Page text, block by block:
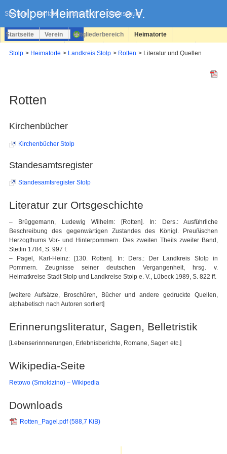
Sitemap Kontakt Impressum Datenschutz
überspringen
Startseite Verein Mitgliederbereich Heimatorte
Stolp Heimatorte Landkreis Stolp Rotten Literatur und Quellen
Rotten
Kirchenbücher
Kirchenbücher Stolp
Standesamtsregister
Standesamtsregister Stolp
Literatur zur Ortsgeschichte
– Brüggemann, Ludewig Wilhelm: [Rotten]. In: Ders.: Ausführliche
Beschreibung des gegenwärtigen Zustandes des Königl. Preußischen
Herzogthums Vor- und Hinterpommern. Des zweiten Theils zweiter Band,
Stettin 1784, S. 997 f.
– Pagel, Karl-Heinz: [130. Rotten]. In: Ders.: Der Landkreis Stolp in
Pommern. Zeugnisse seiner deutschen Vergangenheit, hrsg. v.
Heimatkreise Stadt Stolp und Landkreise Stolp e. V., Lübeck 1989, S. 822 ff.
[weitere Aufsätze, Broschüren, Bücher und andere gedruckte Quellen,
alphabetisch nach Autoren sortiert]
Erinnerungsliteratur, Sagen, Belletristik
[Lebenserinnnerungen, Erlebnisberichte, Romane, Sagen etc.]
Wikipedia-Seite
Retowo (Smołdzino) – Wikipedia
Downloads
Rotten_Pagel.pdf(588,7 KiB)